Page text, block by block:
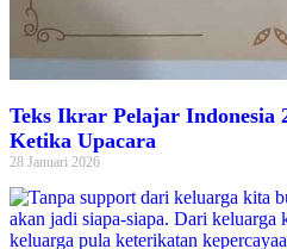
Teks Ikrar Pelajar Indonesia
Ketika Upacara
28 Januari 2026